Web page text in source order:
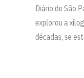
Diário de São
explorou a
décadas, se